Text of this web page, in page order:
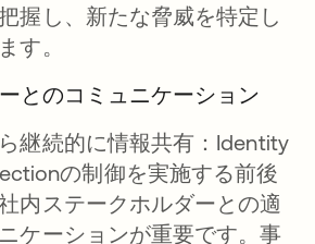
握し、新たな脅威を特定し
す。
とのコミュニケーション
継続的に情報共有： Identity
の制御を実施する前後
内ステークホルダーとの適
ケーションが重要です。事